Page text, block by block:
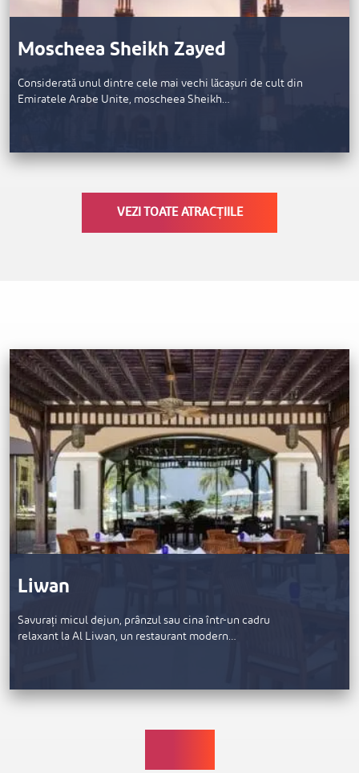
Moscheea Sheikh Zayed
Considerată unul dintre cele mai vechi lăcașuri de cult din
Emiratele Arabe Unite, moscheea Sheikh…
VEZI TOATE ATRACȚIILE
Liwan
Savurați micul dejun, prânzul sau cina într-un cadru
relaxant la Al Liwan, un restaurant modern…